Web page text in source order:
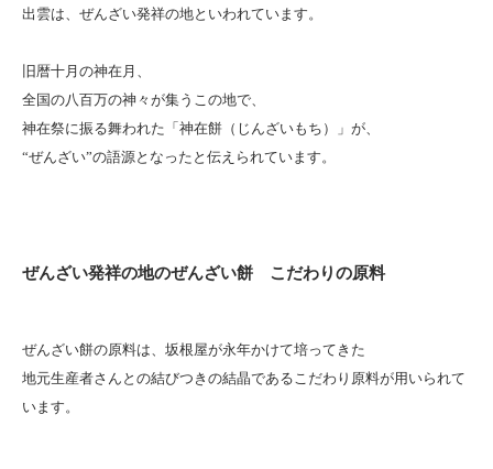
出雲は、ぜんざい発祥の地といわれています。
旧暦十月の神在月、
全国の八百万の神々が集うこの地で、
神在祭に振る舞われた「神在餅（じんざいもち）」が、
“ぜんざい”の語源となったと伝えられています。
ぜんざい発祥の地のぜんざい餅 こだわりの原料
ぜんざい餅の原料は、坂根屋が永年かけて培ってきた
地元生産者さんとの結びつきの結晶であるこだわり原料が用いられて
います。